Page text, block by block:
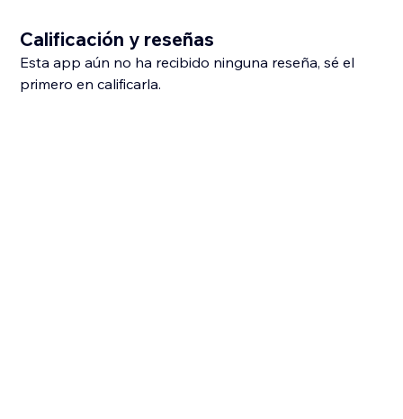
Calificación y reseñas
Esta app aún no ha recibido ninguna reseña, sé el
primero en calificarla.